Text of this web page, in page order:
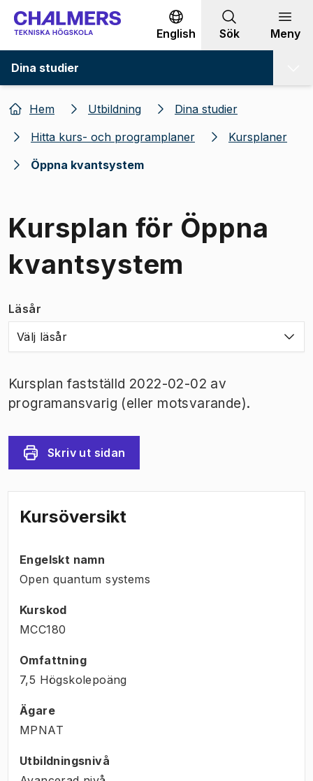
Gå till innehållet
English Sök Meny
Dina studier
Hem Utbildning
Dina studier
Hitta kurs- och programplaner
Kursplaner
Öppna kvantsystem
Kursplan för Öppna
kvantsystem
Läsår
Välj läsår
Kursplan fastställd 2022-02-02 av
programansvarig (eller motsvarande).
Skriv ut sidan
Kursöversikt
Engelskt namn
Open quantum systems
Kurskod
MCC180
Omfattning
7,5 Högskolepoäng
Ägare
MPNAT
Utbildningsnivå